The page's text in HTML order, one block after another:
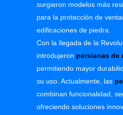
surgieron modelos más
para la protección de
edificaciones de piedra.
Con la llegada de la
introdujeron persianas de
permitiendo mayor
su uso. Actualmente, las
combinan funcionalidad,
ofreciendo soluciones